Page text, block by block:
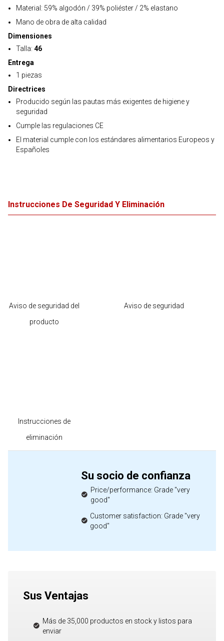
Material: 59% algodón / 39% poliéster / 2% elastano
Mano de obra de alta calidad
Dimensiones
Talla: 46
Entrega
1 piezas
Directrices
Producido según las pautas más exigentes de higiene y
seguridad
Cumple las regulaciones CE
El material cumple con los estándares alimentarios Europeos y
Españoles
Instrucciones De Seguridad Y Eliminación
Aviso de seguridad del
producto
Aviso de seguridad
Instrucciones de
eliminación
Su socio de confianza
Price/performance: Grade "very
good"
Customer satisfaction: Grade "very
good"
Sus Ventajas
Más de 35,000 productos en stock y listos para
enviar